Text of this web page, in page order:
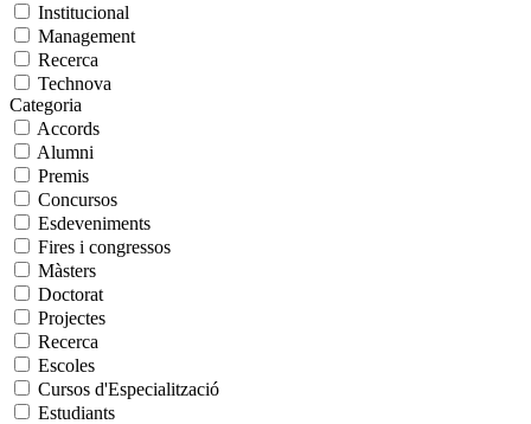
Institucional
Management
Recerca
Technova
Categoria
Accords
Alumni
Premis
Concursos
Esdeveniments
Fires i congressos
Màsters
Doctorat
Projectes
Recerca
Escoles
Cursos d'Especialització
Estudiants